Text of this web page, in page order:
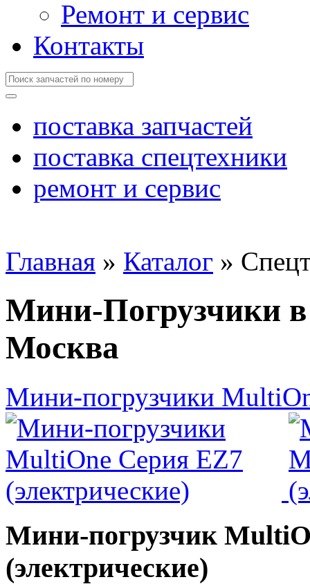
Ремонт и сервис
Контакты
поставка запчастей
поставка спецтехники
ремонт и сервис
Главная » Каталог »
Мини-Погрузчики в
Москва
Мини-погрузчики
Мини-погрузчик
(электрические)